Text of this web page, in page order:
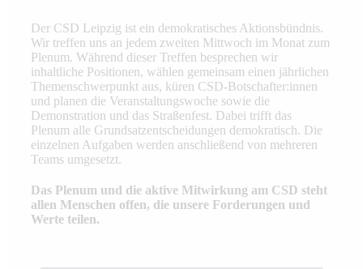
Der CSD Leipzig ist ein demokratisches Aktionsbündnis.
Wir treffen uns an jedem zweiten Mittwoch im Monat zum
Plenum. Während dieser Treffen besprechen wir
inhaltliche Positionen, wählen gemeinsam einen jährlichen
Themenschwerpunkt aus, küren CSD-Botschafter:innen
und planen die Veranstaltungswoche sowie die
Demonstration und das Straßenfest. Dabei trifft das
Plenum alle Grundsatzentscheidungen demokratisch. Die
einzelnen Aufgaben werden anschließend von mehreren
Teams umgesetzt.
Das Plenum und die aktive Mitwirkung am CSD steht
allen Menschen offen, die unsere Forderungen und
Werte teilen.